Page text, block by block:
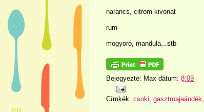
narancs, citrom kivonat
rum
mogyoró, mandula...stb
Bejegyezte: Max dátum: 8:09
Címkék: csoki, gasztroajaándék,